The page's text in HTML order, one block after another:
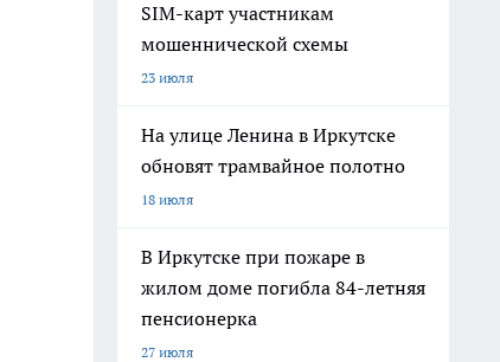
SIM-карт участникам
мошеннической схемы
23 июля
На улице Ленина в Иркутске
обновят трамвайное полотно
18 июля
В Иркутске при пожаре в
жилом доме погибла 84-летняя
пенсионерка
27 июля